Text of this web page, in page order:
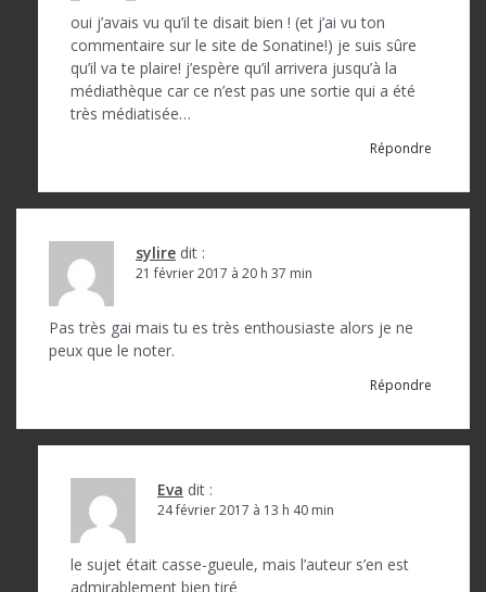
oui j’avais vu qu’il te disait bien ! (et j’ai vu ton
commentaire sur le site de Sonatine!) je suis sûre
qu’il va te plaire! j’espère qu’il arrivera jusqu’à la
médiathèque car ce n’est pas une sortie qui a été
très médiatisée…
Répondre
sylire dit :
21 février 2017 à 20 h 37 min
Pas très gai mais tu es très enthousiaste alors je ne
peux que le noter.
Répondre
Eva dit :
24 février 2017 à 13 h 40 min
le sujet était casse-gueule, mais l’auteur s’en est
admirablement bien tiré